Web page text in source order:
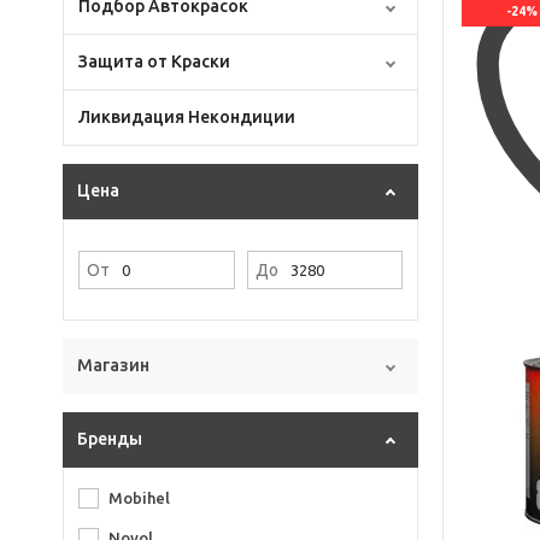
Подбор Автокрасок
Защита от Краски
Ликвидация Некондиции
Цена
От До
Магазин
Бренды
Mobihel
-24%